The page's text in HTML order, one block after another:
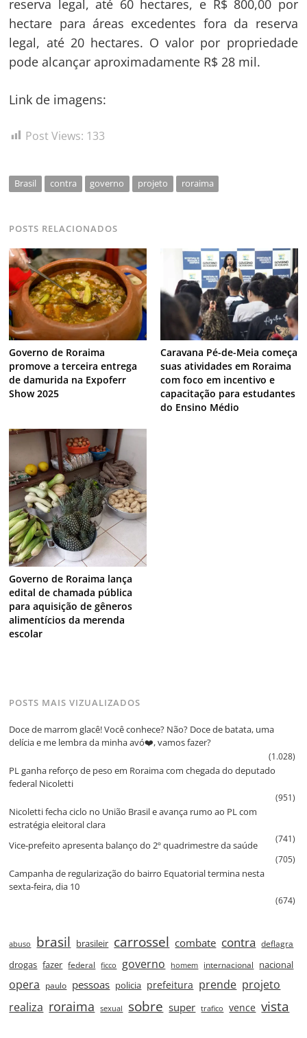
reserva legal, até 60 hectares, e R$ 800,00 por
hectare para áreas excedentes fora da reserva
legal, até 20 hectares. O valor por propriedade
pode alcançar aproximadamente R$ 28 mil.
Link de imagens:
Post Views: 133
Brasil contra governo projeto roraima
POSTS RELACIONADOS
Governo de Roraima
promove a terceira entrega
de damurida na Expoferr
Show 2025
Caravana Pé-de-Meia começa
suas atividades em Roraima
com foco em incentivo e
capacitação para estudantes
do Ensino Médio
Governo de Roraima lança
edital de chamada pública
para aquisição de gêneros
alimentícios da merenda
escolar
POSTS MAIS VIZUALIZADOS
Doce de marrom glacê! Você conhece? Não? Doce de batata, uma
delícia e me lembra da minha avó❤️, vamos fazer?
(1.028)
PL ganha reforço de peso em Roraima com chegada do deputado
federal Nicoletti
(951)
Nicoletti fecha ciclo no União Brasil e avança rumo ao PL com
estratégia eleitoral clara
(741)
Vice‑prefeito apresenta balanço do 2º quadrimestre da saúde
(705)
Campanha de regularização do bairro Equatorial termina nesta
sexta‑feira, dia 10
(674)
abuso brasil brasileir carrossel combate contra deflagra
drogas fazer federal ficco governo homem internacional nacional
opera paulo pessoas policia prefeitura prende projeto
realiza roraima sexual sobre super trafico vence vista